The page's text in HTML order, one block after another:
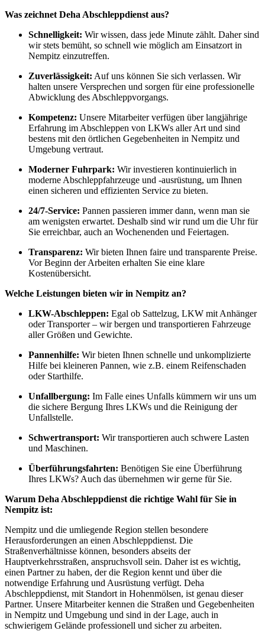
Was zeichnet Deha Abschleppdienst aus?
Schnelligkeit: Wir wissen, dass jede Minute zählt. Daher sind
wir stets bemüht, so schnell wie möglich am Einsatzort in
Nempitz einzutreffen.
Zuverlässigkeit: Auf uns können Sie sich verlassen. Wir
halten unsere Versprechen und sorgen für eine professionelle
Abwicklung des Abschleppvorgangs.
Kompetenz: Unsere Mitarbeiter verfügen über langjährige
Erfahrung im Abschleppen von LKWs aller Art und sind
bestens mit den örtlichen Gegebenheiten in Nempitz und
Umgebung vertraut.
Moderner Fuhrpark: Wir investieren kontinuierlich in
moderne Abschleppfahrzeuge und -ausrüstung, um Ihnen
einen sicheren und effizienten Service zu bieten.
24/7-Service: Pannen passieren immer dann, wenn man sie
am wenigsten erwartet. Deshalb sind wir rund um die Uhr für
Sie erreichbar, auch an Wochenenden und Feiertagen.
Transparenz: Wir bieten Ihnen faire und transparente Preise.
Vor Beginn der Arbeiten erhalten Sie eine klare
Kostenübersicht.
Welche Leistungen bieten wir in Nempitz an?
LKW-Abschleppen: Egal ob Sattelzug, LKW mit Anhänger
oder Transporter – wir bergen und transportieren Fahrzeuge
aller Größen und Gewichte.
Pannenhilfe: Wir bieten Ihnen schnelle und unkomplizierte
Hilfe bei kleineren Pannen, wie z.B. einem Reifenschaden
oder Starthilfe.
Unfallbergung: Im Falle eines Unfalls kümmern wir uns um
die sichere Bergung Ihres LKWs und die Reinigung der
Unfallstelle.
Schwertransport: Wir transportieren auch schwere Lasten
und Maschinen.
Überführungsfahrten: Benötigen Sie eine Überführung
Ihres LKWs? Auch das übernehmen wir gerne für Sie.
Warum Deha Abschleppdienst die richtige Wahl für Sie in
Nempitz ist:
Nempitz und die umliegende Region stellen besondere
Herausforderungen an einen Abschleppdienst. Die
Straßenverhältnisse können, besonders abseits der
Hauptverkehrsstraßen, anspruchsvoll sein. Daher ist es wichtig,
einen Partner zu haben, der die Region kennt und über die
notwendige Erfahrung und Ausrüstung verfügt. Deha
Abschleppdienst, mit Standort in Hohenmölsen, ist genau dieser
Partner. Unsere Mitarbeiter kennen die Straßen und Gegebenheiten
in Nempitz und Umgebung und sind in der Lage, auch in
schwierigem Gelände professionell und sicher zu arbeiten.